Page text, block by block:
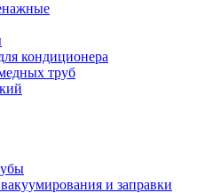
кондиционера
труб
и заправки